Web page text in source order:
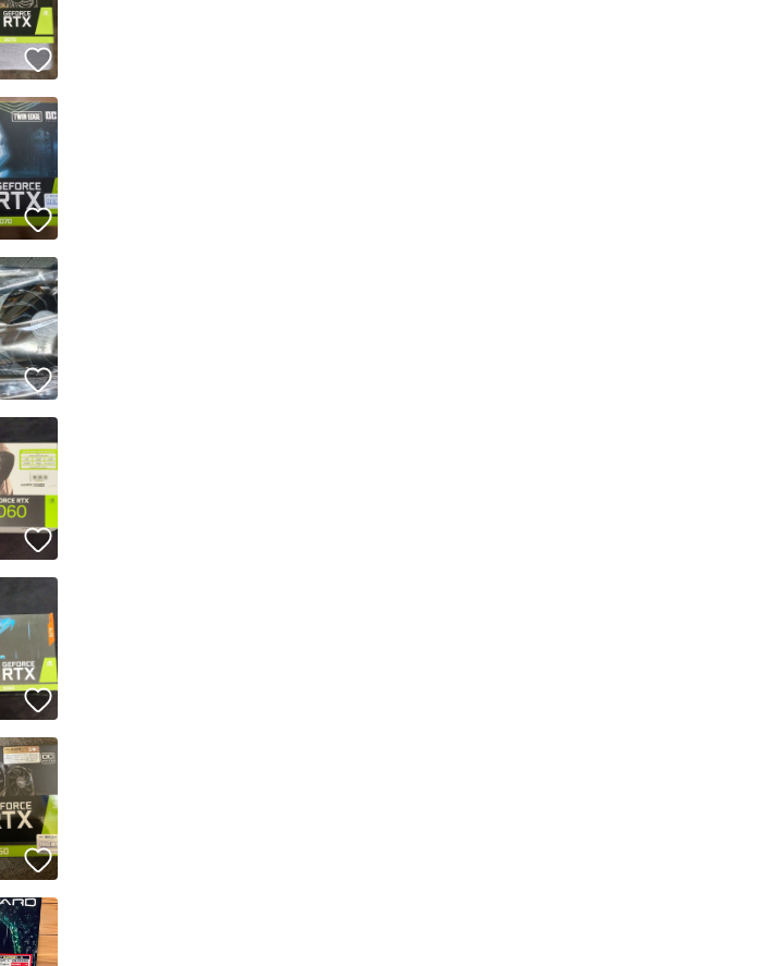
いいね！
いいね！
いいね！
いいね！